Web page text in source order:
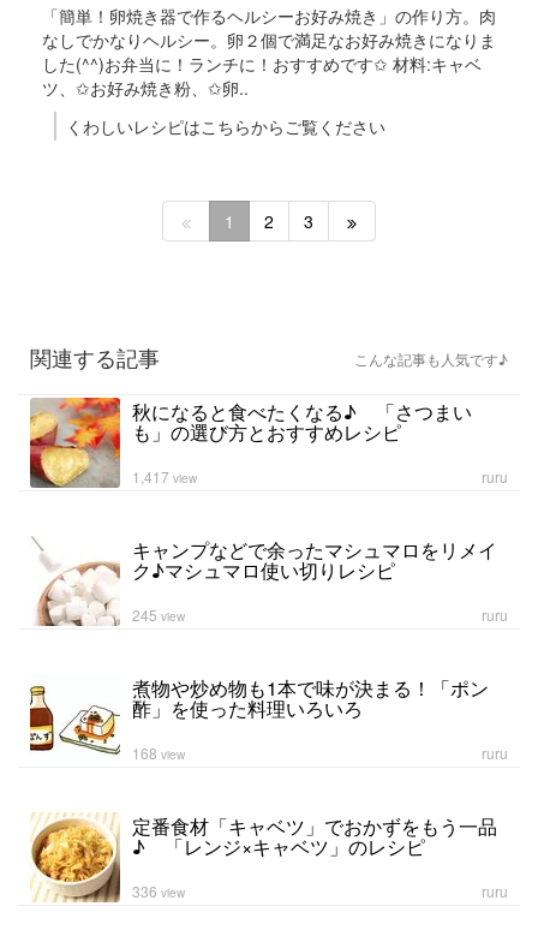
「簡単！卵焼き器で作るヘルシーお好み焼き」の作り方。肉
なしでかなりヘルシー。卵２個で満足なお好み焼きになりま
した(^^)お弁当に！ランチに！おすすめです✩ 材料:キャベ
ツ、✩お好み焼き粉、✩卵..
くわしいレシピはこちらからご覧ください
1 2 3
関連する記事 こんな記事も人気です♪
秋になると食べたくなる♪ 「さつまい
も」の選び方とおすすめレシピ
ruru
1,417 view
キャンプなどで余ったマシュマロをリメイ
ク♪マシュマロ使い切りレシピ
ruru
245 view
煮物や炒め物も1本で味が決まる！「ポン
酢」を使った料理いろいろ
ruru
168 view
定番食材「キャベツ」でおかずをもう一品
♪ 「レンジ×キャベツ」のレシピ
ruru
336 view